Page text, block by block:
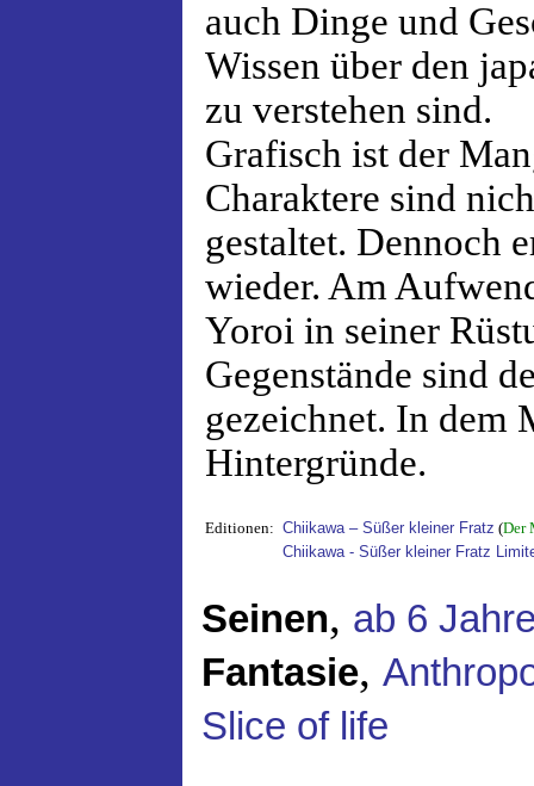
auch Dinge und
Wissen über den
zu verstehen sind.
Grafisch ist der
Charaktere sind
gestaltet. Dennoch
wieder. Am
Yoroi in seiner
Gegenstände sind
gezeichnet. In dem
Hintergründe.
Editionen: Chiikawa – Süßer kleiner Fratz (Der
Chiikawa - Süßer kleiner Fratz
Seinen, ab 6
Fantasie,
Slice of life